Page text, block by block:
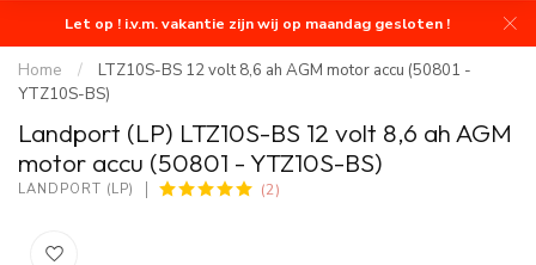
Let op ! i.v.m. vakantie zijn wij op maandag gesloten !
Home /
LTZ10S-BS 12 volt 8,6 ah AGM motor accu (50801 -
YTZ10S-BS)
Landport (LP) LTZ10S-BS 12 volt 8,6 ah AGM
motor accu (50801 - YTZ10S-BS)
LANDPORT (LP) (2)